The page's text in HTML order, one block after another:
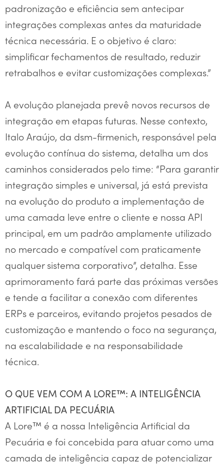
padronização e eficiência sem antecipar
integrações complexas antes da maturidade
técnica necessária. E o objetivo é claro:
simplificar fechamentos de resultado, reduzir
retrabalhos e evitar customizações complexas.”
A evolução planejada prevê novos recursos de
integração em etapas futuras. Nesse contexto,
Italo Araújo, da dsm-firmenich, responsável pela
evolução contínua do sistema, detalha um dos
caminhos considerados pelo time: “Para garantir
integração simples e universal, já está prevista
na evolução do produto a implementação de
uma camada leve entre o cliente e nossa API
principal, em um padrão amplamente utilizado
no mercado e compatível com praticamente
qualquer sistema corporativo”, detalha. Esse
aprimoramento fará parte das próximas versões
e tende a facilitar a conexão com diferentes
ERPs e parceiros, evitando projetos pesados de
customização e mantendo o foco na segurança,
na escalabilidade e na responsabilidade
técnica.
O QUE VEM COM A LORE™: A INTELIGÊNCIA
ARTIFICIAL DA PECUÁRIA
A Lore™ é a nossa Inteligência Artificial da
Pecuária e foi concebida para atuar como uma
camada de inteligência capaz de potencializar